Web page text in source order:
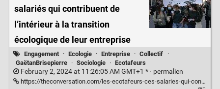
salariés qui contribuent de
l’intérieur à la transition
écologique de leur entreprise
Engagement · Ecologie · Entreprise · Collectif
·
GaëtanBrisepierre
· Sociologie · Ecotafeurs
February 2, 2024 at 11:26:05 AM GMT+1 * · permalien
https://theconversation.com/les-ecotafeurs-ces-salaries-qui-contribuent-de-linterieur-a-la-transition-ecologique-de-leur-entreprise-222290